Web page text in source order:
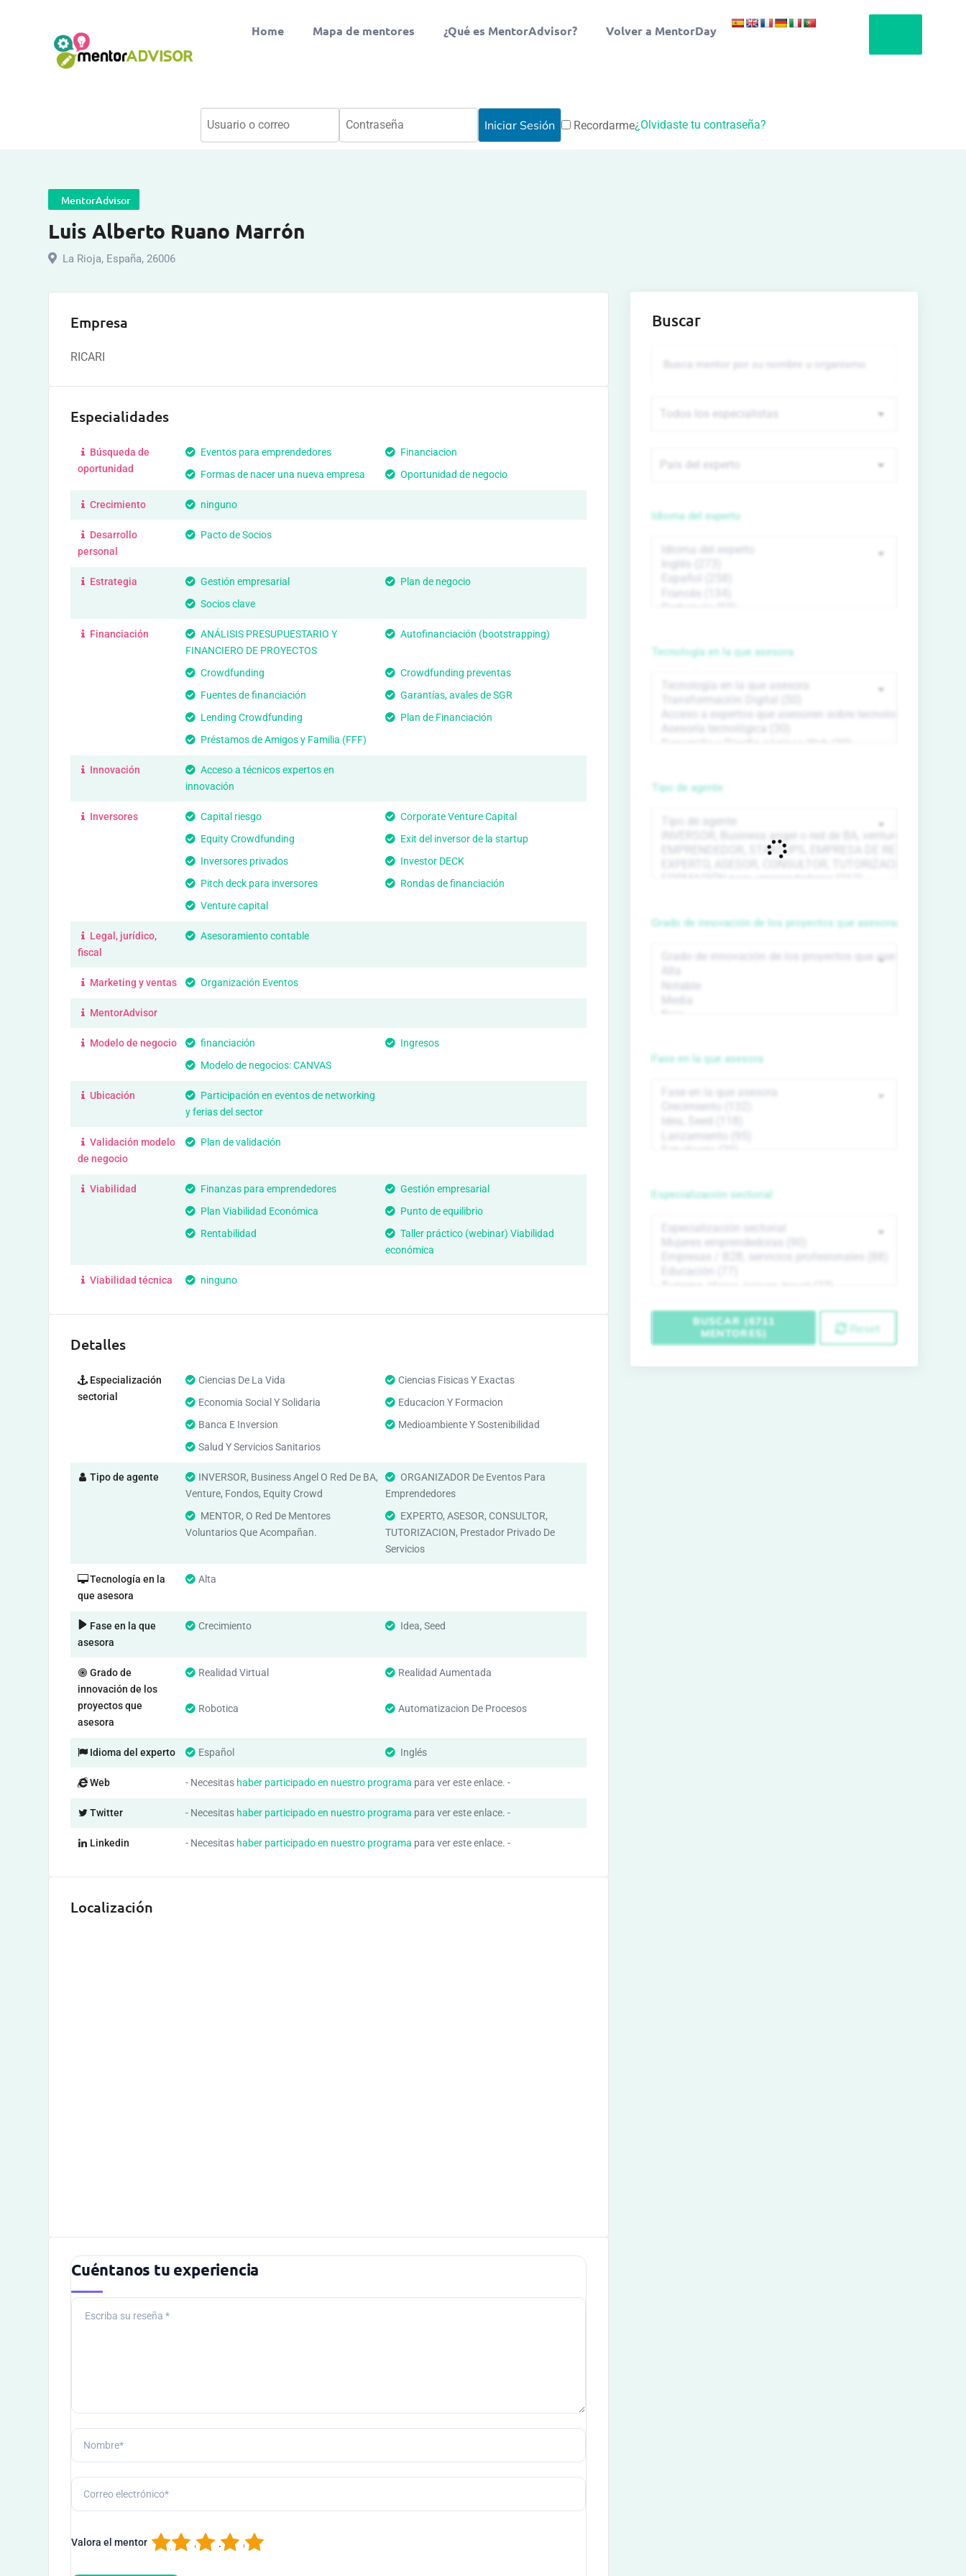
Home Mapa de mentores ¿Qué es MentorAdvisor? Volver a MentorDay
Recordarme¿Olvidaste tu contraseña?
MentorAdvisor
Luis Alberto Ruano Marrón
La Rioja, España, 26006
Empresa
RICARI
Especialidades
Búsqueda de
oportunidad
Eventos para emprendedores
Financiacion
Formas de nacer una nueva empresa
Oportunidad de negocio
Crecimiento ninguno
Desarrollo
personal
Pacto de Socios
Estrategia Gestión empresarial
Plan de negocio
Socios clave
Financiación
ANÁLISIS PRESUPUESTARIO Y
FINANCIERO DE PROYECTOS
Autofinanciación (bootstrapping)
Crowdfunding
Crowdfunding preventas
Fuentes de financiación
Garantías, avales de SGR
Lending Crowdfunding
Plan de Financiación
Préstamos de Amigos y Familia (FFF)
Innovación
Acceso a técnicos expertos en
innovación
Inversores Capital riesgo
Corporate Venture Capital
Equity Crowdfunding
Exit del inversor de la startup
Inversores privados
Investor DECK
Pitch deck para inversores
Rondas de financiación
Venture capital
Legal, jurídico,
fiscal
Asesoramiento contable
Marketing y ventas Organización Eventos
MentorAdvisor
Modelo de negocio financiación
Ingresos
Modelo de negocios: CANVAS
Ubicación
Participación en eventos de networking
y ferias del sector
Validación modelo
de negocio
Plan de validación
Viabilidad Finanzas para emprendedores
Gestión empresarial
Plan Viabilidad Económica
Punto de equilibrio
Rentabilidad
Taller práctico (webinar) Viabilidad
económica
Viabilidad técnica ninguno
Detalles
Especialización
sectorial
Ciencias De La Vida
Ciencias Fisicas Y Exactas
Economia Social Y Solidaria
Educacion Y Formacion
Banca E Inversion
Medioambiente Y Sostenibilidad
Salud Y Servicios Sanitarios
Tipo de agente
INVERSOR, Business Angel O Red De BA,
Venture, Fondos, Equity Crowd
ORGANIZADOR De Eventos Para
Emprendedores
MENTOR, O Red De Mentores
Voluntarios Que Acompañan.
EXPERTO, ASESOR, CONSULTOR,
TUTORIZACION, Prestador Privado De
Servicios
Tecnología en la
que asesora
Alta
Fase en la que
asesora
Crecimiento Idea, Seed
Grado de
innovación de los
proyectos que
asesora
Realidad Virtual Realidad Aumentada
Robotica Automatizacion De Procesos
Idioma del experto Español Inglés
Web - Necesitas haber participado en nuestro programa para ver este enlace. -
Twitter - Necesitas haber participado en nuestro programa para ver este enlace. -
Linkedin - Necesitas haber participado en nuestro programa para ver este enlace. -
Localización
Cuéntanos tu experiencia
Valora el mentor 5
4
3
2
1
Buscar
Idioma del experto
Tecnología en la que asesora
Tipo de agente
Grado de innovación de los proyectos que asesora
Fase en la que asesora
Especialización sectorial
BUSCAR (6711
MENTORES)
Reset